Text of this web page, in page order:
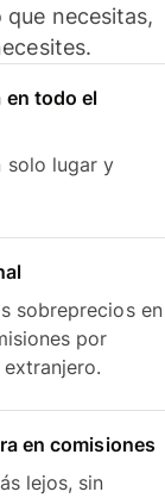
necesitas,
en todo el
solo lugar y
sobreprecios en
por
en comisiones
lejos, sin